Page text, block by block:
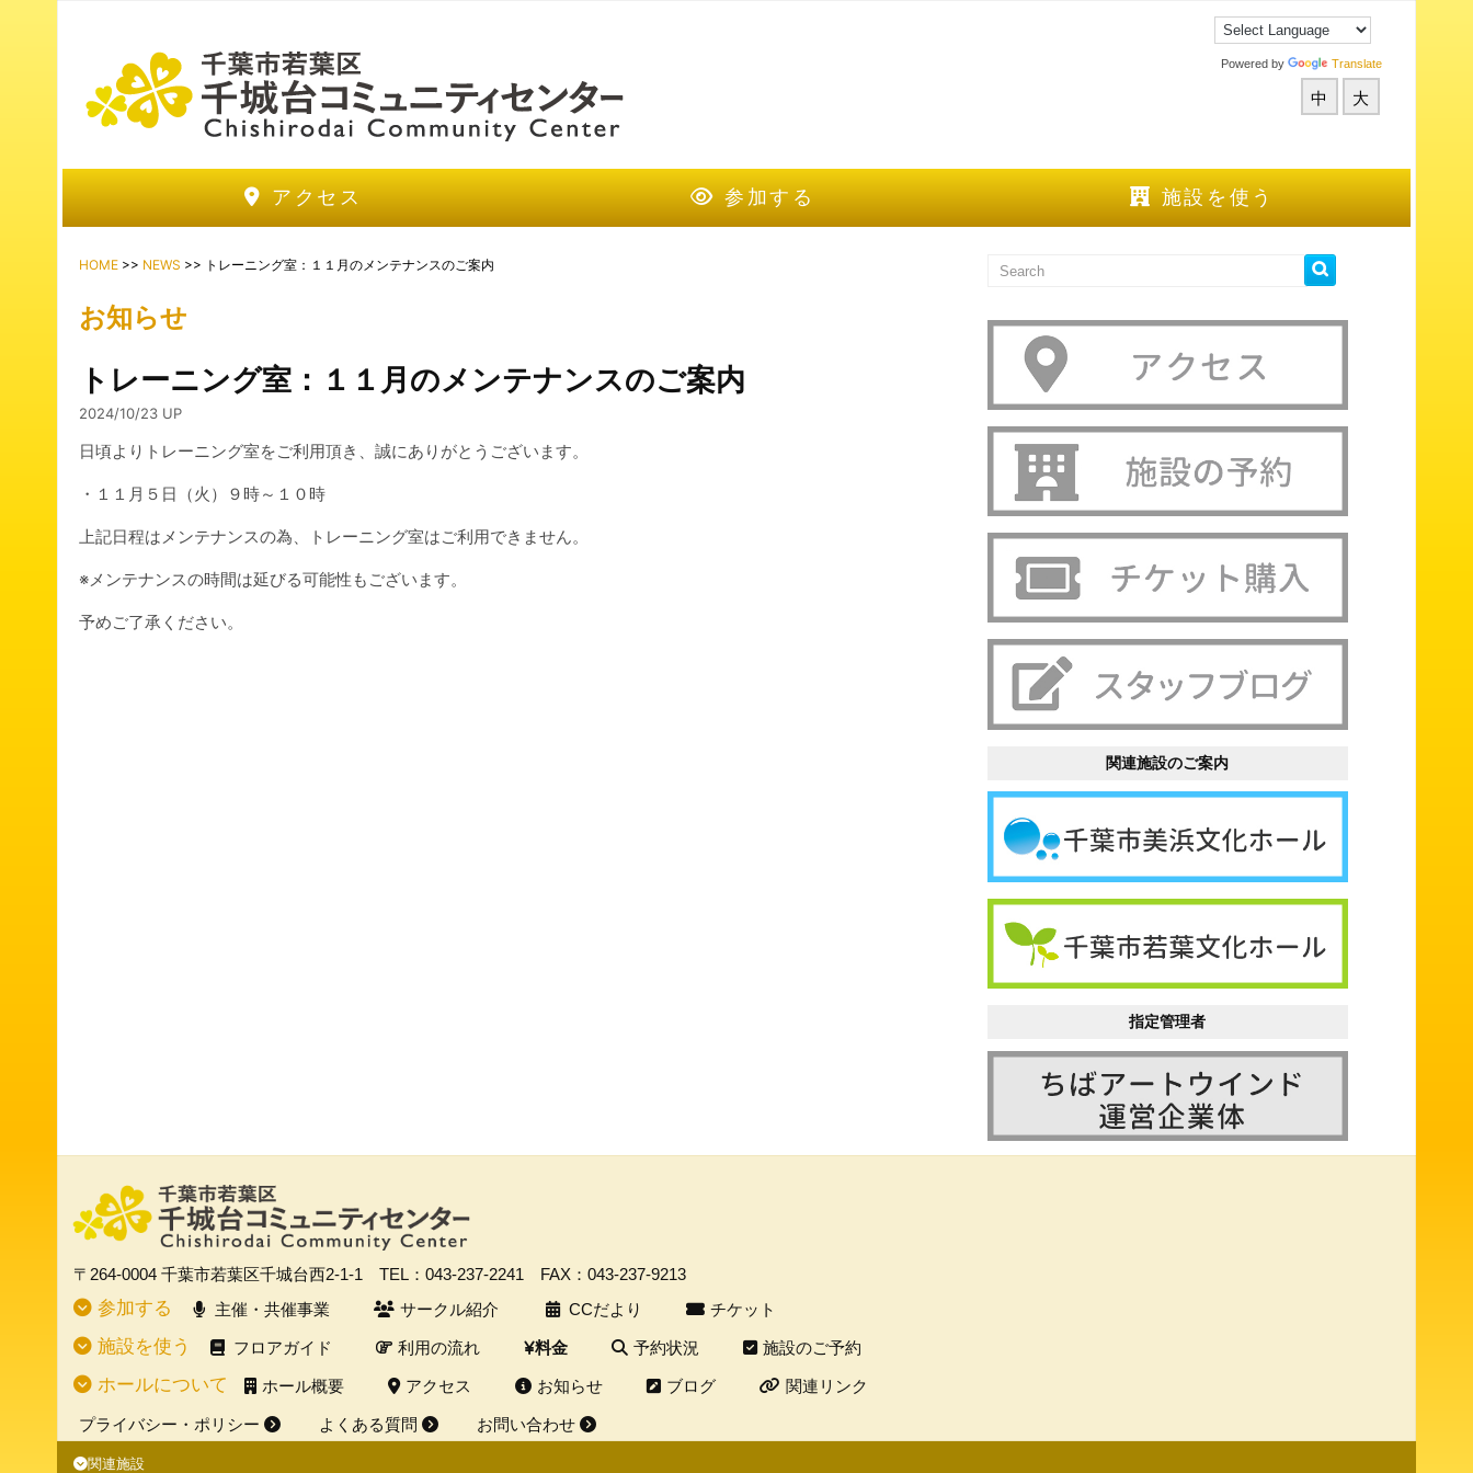
Powered by Translate
中 大
アクセス 参加する 施設を使う
HOME >> NEWS >> トレーニング室：１１月のメンテナンスのご案内
お知らせ
トレーニング室：１１月のメンテナンスのご案内
2024/10/23 UP
日頃よりトレーニング室をご利用頂き、誠にありがとうございます。
・１１月５日（火）９時～１０時
上記日程はメンテナンスの為、トレーニング室はご利用できません。
※メンテナンスの時間は延びる可能性もございます。
予めご了承ください。
関連施設のご案内
指定管理者
〒264-0004 千葉市若葉区千城台西2-1-1 TEL：043-237-2241 FAX：043-237-9213
参加する 主催・共催事業 サークル紹介 CCだより チケット
施設を使う フロアガイド 利用の流れ 料金 予約状況 施設のご予約
ホールについて ホール概要 アクセス お知らせ ブログ 関連リンク
プライバシー・ポリシー よくある質問 お問い合わせ
関連施設